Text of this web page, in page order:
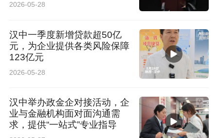
2026-05-28
汉中一季度新增贷款超50亿
元，为企业提供各类风险保障
123亿元
2026-05-28
汉中举办政金企对接活动，企
业与金融机构面对面沟通需
求，提供“一站式”专业指导